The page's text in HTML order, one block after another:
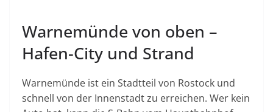
Warnemünde von oben –
Hafen-City und Strand
Warnemünde ist ein Stadtteil von Rostock und
schnell von der Innenstadt zu erreichen. Wer kein